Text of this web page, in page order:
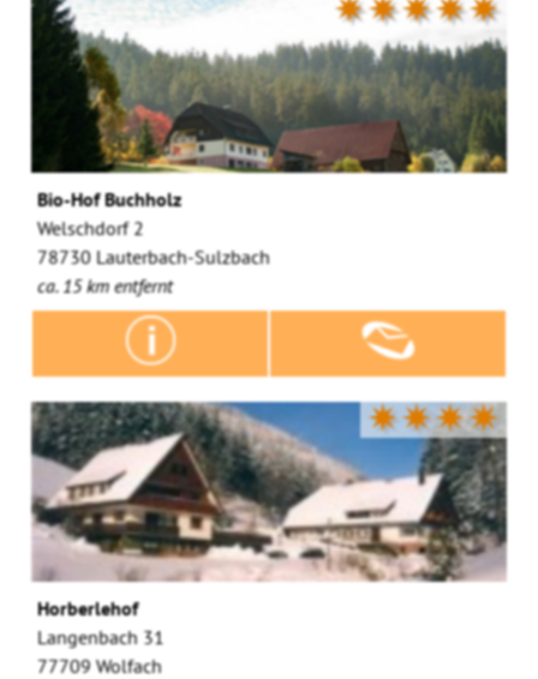
Bio-Hof Buchholz
Welschdorf 2
78730 Lauterbach-Sulzbach
ca. 15 km entfernt
✷✷✷✷
Horberlehof
Langenbach 31
77709 Wolfach